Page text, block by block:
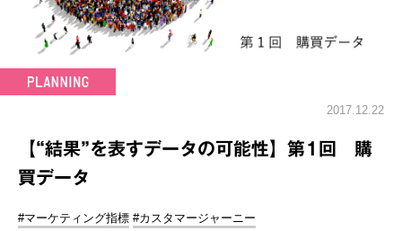
2017.12.22
【“結果”を表すデータの可能性】第1回 購
買データ
#マーケティング指標 #カスタマージャーニー